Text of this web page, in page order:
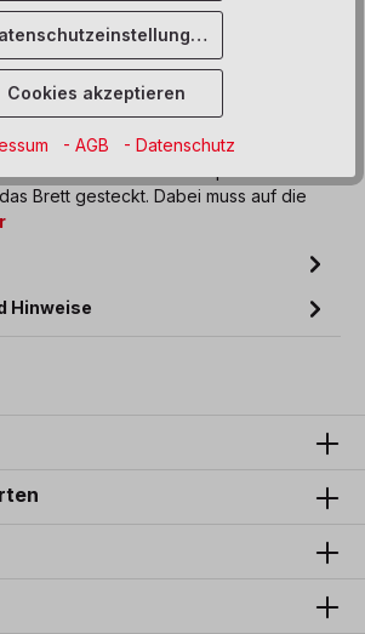
hinzufügen
Brett gesteckt. Dabei muss auf die
Hinweise
Cookies akzeptieren
- AGB - Datenschutz